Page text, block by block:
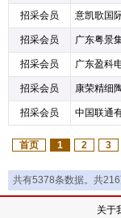
招采会员 意凯歌国
招采会员 广东粤景
招采会员 广东盈科
招采会员 康荣精细
招采会员 中国联通
首页 1 2 3
共有5378条数据。共
关于